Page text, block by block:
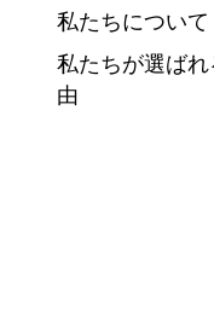
私たちについて
私たちが選ばれ
由